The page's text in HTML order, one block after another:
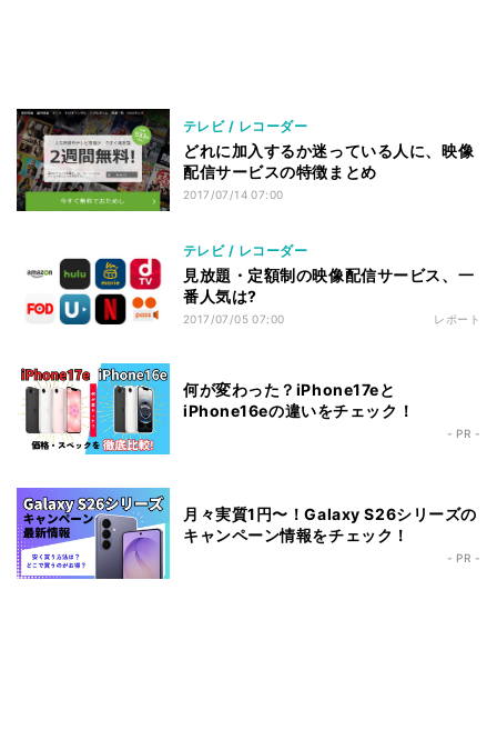
テレビ / レコーダー
どれに加入するか迷っている人に、映像
配信サービスの特徴まとめ
2017/07/14 07:00
テレビ / レコーダー
見放題・定額制の映像配信サービス、一
番人気は?
2017/07/05 07:00 レポート
何が変わった？iPhone17eと
iPhone16eの違いをチェック！
- PR -
月々実質1円〜！Galaxy S26シリーズの
キャンペーン情報をチェック！
- PR -